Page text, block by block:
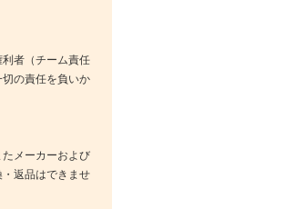
者（チーム責任
の責任を負いか
メーカーおよび
返品はできませ